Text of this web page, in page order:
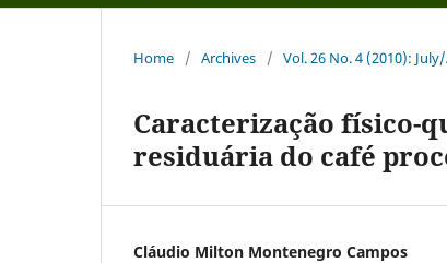
Home / Archives / Vol. 26 No. 4 (2010):
Caracterização físico-
residuária do café
Cláudio Milton Montenegro Campos